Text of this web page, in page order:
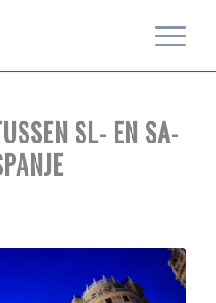
SL- EN SA-